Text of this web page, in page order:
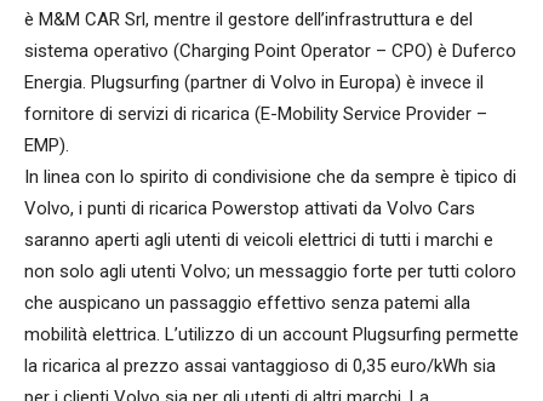
è M&M CAR Srl, mentre il gestore dell’infrastruttura e del
sistema operativo (Charging Point Operator – CPO) è Duferco
Energia. Plugsurfing (partner di Volvo in Europa) è invece il
fornitore di servizi di ricarica (E-Mobility Service Provider –
EMP).
In linea con lo spirito di condivisione che da sempre è tipico di
Volvo, i punti di ricarica Powerstop attivati da Volvo Cars
saranno aperti agli utenti di veicoli elettrici di tutti i marchi e
non solo agli utenti Volvo; un messaggio forte per tutti coloro
che auspicano un passaggio effettivo senza patemi alla
mobilità elettrica. L’utilizzo di un account Plugsurfing permette
la ricarica al prezzo assai vantaggioso di 0,35 euro/kWh sia